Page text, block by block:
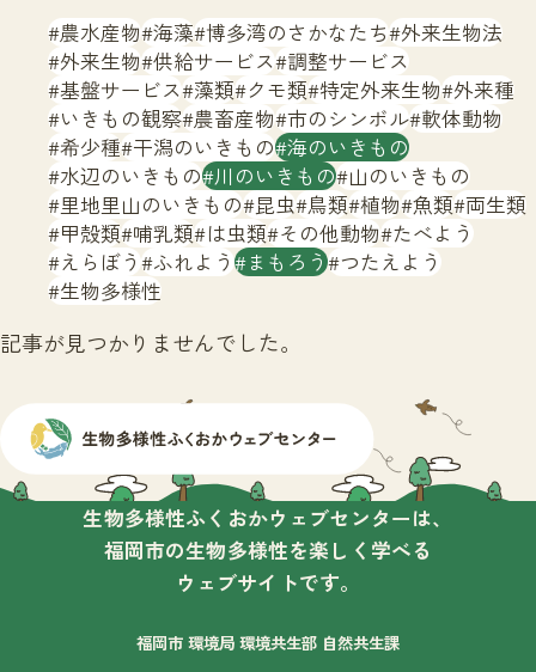
文字サイズ 小 中 大
生物多様性ふくおかウェブセンターとは
サイトマップ
農水産物 海藻 博多湾のさかなたち 外来生物法
外来生物 供給サービス 調整サービス
基盤サービス 藻類 クモ類 特定外来生物 外来種
いきもの観察 農畜産物 市のシンボル 軟体動物
希少種 干潟のいきもの 海のいきもの
水辺のいきもの 川のいきもの 山のいきもの
里地里山のいきもの 昆虫 鳥類 植物 魚類 両生類
甲殻類 哺乳類 は虫類 その他動物 たべよう
えらぼう ふれよう まもろう つたえよう
生物多様性
記事が見つかりませんでした。
生物多様性ふくおかウェブセンターは、
福岡市の生物多様性を楽しく学べる
ウェブサイトです。
福岡市 環境局 環境共生部 自然共生課